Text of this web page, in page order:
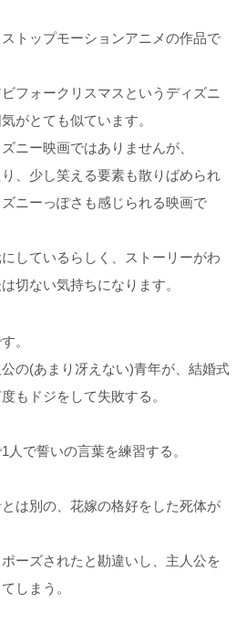
トップモーションアニメの作品で
フォークリスマスというディズニ
がとても似ています。
ニー映画ではありませんが、
、少し笑える要素も散りばめられ
ニーっぽさも感じられる映画で
しているらしく、ストーリーがわ
切ない気持ちになります。
。
の(あまり冴えない)青年が、結婚式
もドジをして失敗する。
で誓いの言葉を練習する。
は別の、花嫁の格好をした死体が
ーズされたと勘違いし、主人公を
しまう。